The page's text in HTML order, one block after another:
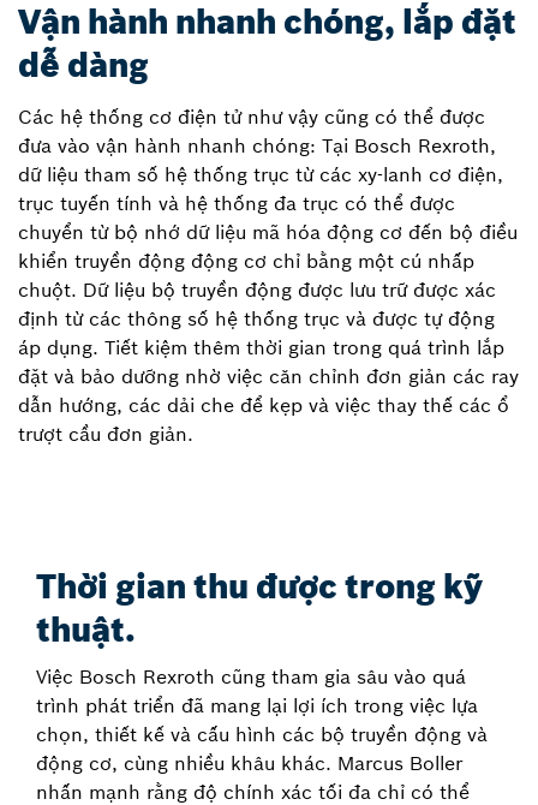
Vận hành nhanh chóng, lắp đặt
dễ dàng
Các hệ thống cơ điện tử như vậy cũng có thể được
đưa vào vận hành nhanh chóng: Tại Bosch Rexroth,
dữ liệu tham số hệ thống trục từ các xy-lanh cơ điện,
trục tuyến tính và hệ thống đa trục có thể được
chuyển từ bộ nhớ dữ liệu mã hóa động cơ đến bộ điều
khiển truyền động động cơ chỉ bằng một cú nhấp
chuột. Dữ liệu bộ truyền động được lưu trữ được xác
định từ các thông số hệ thống trục và được tự động
áp dụng. Tiết kiệm thêm thời gian trong quá trình lắp
đặt và bảo dưỡng nhờ việc căn chỉnh đơn giản các ray
dẫn hướng, các dải che để kẹp và việc thay thế các ổ
trượt cầu đơn giản.
Thời gian thu được trong kỹ
thuật.
Việc Bosch Rexroth cũng tham gia sâu vào quá
trình phát triển đã mang lại lợi ích trong việc lựa
chọn, thiết kế và cấu hình các bộ truyền động và
động cơ, cùng nhiều khâu khác. Marcus Boller
nhấn mạnh rằng độ chính xác tối đa chỉ có thể